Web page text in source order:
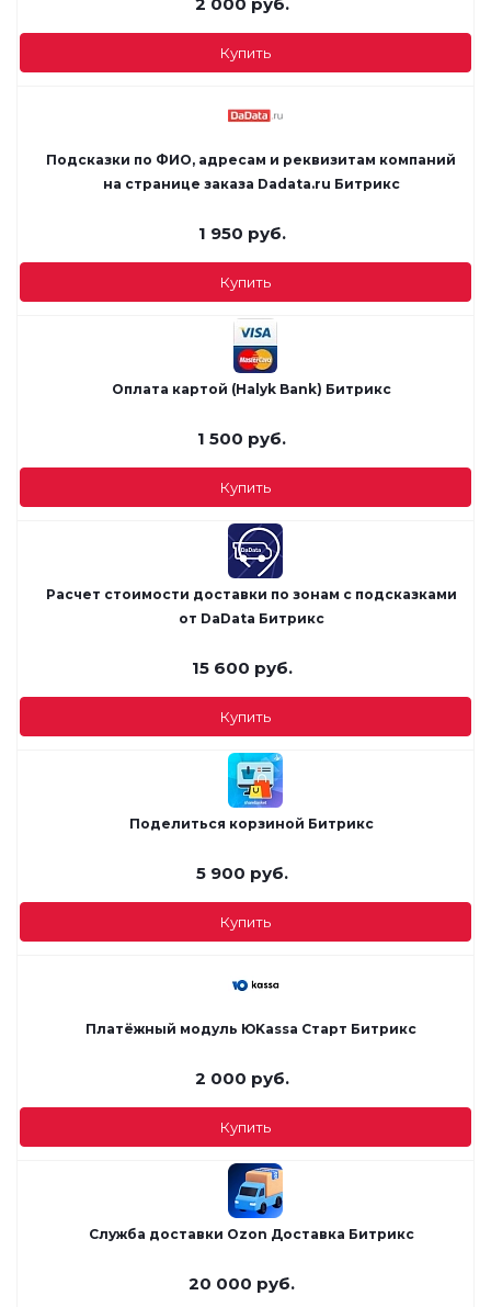
Купить
Подсказки по ФИО, адресам и реквизитам компаний
на странице заказа Dadata.ru Битрикс
1 950 руб.
Купить
Оплата картой (Halyk Bank) Битрикс
1 500 руб.
Купить
Расчет стоимости доставки по зонам с подсказками
от DaData Битрикс
15 600 руб.
Купить
Поделиться корзиной Битрикс
5 900 руб.
Купить
Платёжный модуль ЮKassa Старт Битрикс
2 000 руб.
Купить
Служба доставки Ozon Доставка Битрикс
20 000 руб.